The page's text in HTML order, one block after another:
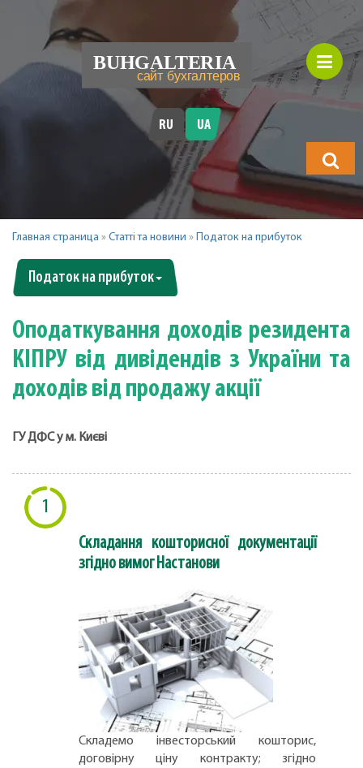
RU UA
Главная страница » Статті та новини » Податок на прибуток
Податок на прибуток
Оподаткування доходів резидента
КІПРУ від дивідендів з України та
доходів від продажу акції
ГУ ДФС у м. Києві
1
Складання кошторисної документації
згідно вимог Настанови
Складемо інвесторський кошторис,
договірну ціну контракту; згідно